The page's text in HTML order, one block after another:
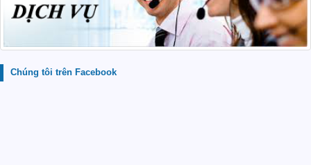
Chúng tôi trên Facebook